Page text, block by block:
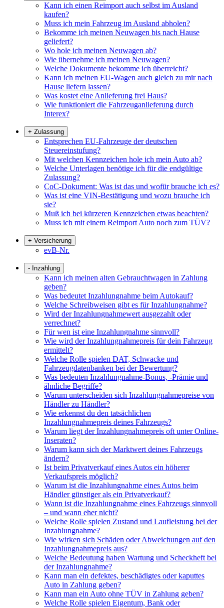
Kann ich einen Reimport auch selbst im Ausland
kaufen?
Muss ich mein Fahrzeug im Ausland abholen?
Bekomme ich meinen Neuwagen bis nach Hause
geliefert?
Wo hole ich meinen Neuwagen ab?
Wie übernehme ich meinen Neuwagen?
Welche Dokumente bekomme ich überreicht?
Kann ich meinen EU-Wagen auch gleich zu mir nach
Hause liefern lassen?
Was kostet eine Anlieferung frei Haus?
Wie funktioniert die Fahrzeuganlieferung durch
Interex?
+ Zulassung
Entsprechen EU-Fahrzeuge der deutschen
Steuereinstufung?
Mit welchen Kennzeichen hole ich mein Auto ab?
Welche Unterlagen benötige ich für die endgültige
Zulassung?
CoC-Dokument: Was ist das und wofür brauche ich es?
Was ist eine VIN-Bestätigung und wozu brauche ich
sie?
Muß ich bei kürzeren Kennzeichen etwas beachten?
Muss ich mit einem Reimport Auto noch zum TÜV?
+ Versicherung
evB-Nr.
- Inzahlung
Kann ich meinen alten Gebrauchtwagen in Zahlung
geben?
Was bedeutet Inzahlungnahme beim Autokauf?
Welche Schreibweisen gibt es für Inzahlungnahme?
Wird der Inzahlungnahmewert ausgezahlt oder
verrechnet?
Für wen ist eine Inzahlungnahme sinnvoll?
Wie wird der Inzahlungnahmepreis für dein Fahrzeug
ermittelt?
Welche Rolle spielen DAT, Schwacke und
Fahrzeugdatenbanken bei der Bewertung?
Was bedeuten Inzahlungnahme-Bonus, -Prämie und
ähnliche Begriffe?
Warum unterscheiden sich Inzahlungnahmepreise von
Händler zu Händler?
Wie erkennst du den tatsächlichen
Inzahlungnahmepreis deines Fahrzeugs?
Warum liegt der Inzahlungnahmepreis oft unter Online-
Inseraten?
Warum kann sich der Marktwert deines Fahrzeugs
ändern?
Ist beim Privatverkauf eines Autos ein höherer
Verkaufspreis möglich?
Warum ist die Inzahlungnahme eines Autos beim
Händler günstiger als ein Privatverkauf?
Wann ist die Inzahlungnahme eines Fahrzeugs sinnvoll
– und wann eher nicht?
Welche Rolle spielen Zustand und Laufleistung bei der
Inzahlungnahme?
Wie wirken sich Schäden oder Abweichungen auf den
Inzahlungnahmepreis aus?
Welche Bedeutung haben Wartung und Scheckheft bei
der Inzahlungnahme?
Kann man ein defektes, beschädigtes oder kaputtes
Auto in Zahlung geben?
Kann man ein Auto ohne TÜV in Zahlung geben?
Welche Rolle spielen Eigentum, Bank oder